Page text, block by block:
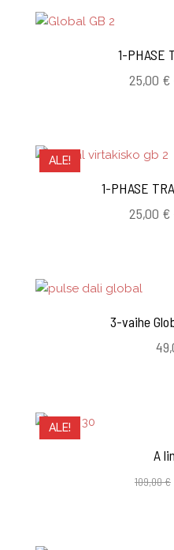
1-PHASE
25,00 €
ALE!
1-PHASE
25,00 €
3-vaihe
ALE!
A
109,00€